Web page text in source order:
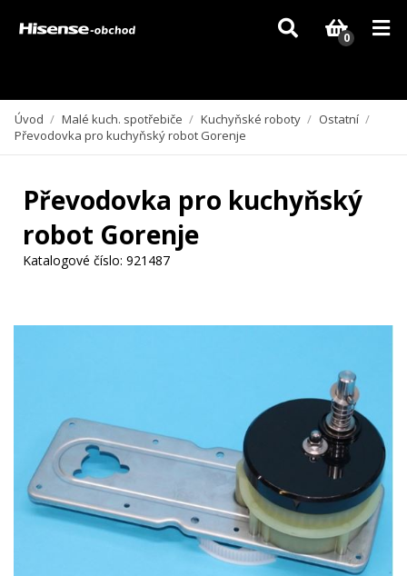
Vzhledem k aktuální situaci se může dodání dílů, které nejsou skladem,
zpozdit. Děkujeme za pochopení.
0
Úvod / Malé kuch. spotřebiče / Kuchyňské roboty / Ostatní /
Převodovka pro kuchyňský robot Gorenje
Převodovka pro kuchyňský
robot Gorenje
Katalogové číslo: 921487